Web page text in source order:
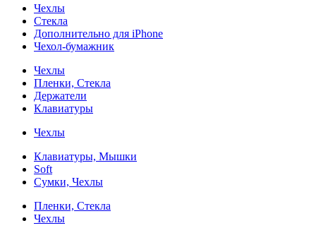
Чехлы
Стекла
Дополнительно для iPhone
Чехол-бумажник
Чехлы
Пленки, Стекла
Держатели
Клавиатуры
Чехлы
Клавиатуры, Мышки
Soft
Сумки, Чехлы
Пленки, Стекла
Чехлы